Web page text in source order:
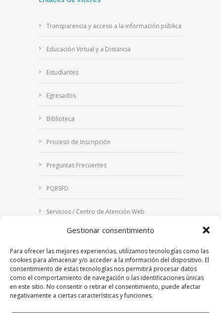
Gestionar consentimiento
Para ofrecer las mejores experiencias, utilizamos tecnologías como las
cookies para almacenar y/o acceder a la información del dispositivo. El
consentimiento de estas tecnologías nos permitirá procesar datos
como el comportamiento de navegación o las identificaciones únicas
en este sitio. No consentir o retirar el consentimiento, puede afectar
negativamente a ciertas características y funciones.
Transparencia y acceso a la información pública
Educación Virtual y a Distancia
Estudiantes
Egresados
Biblioteca
Proceso de Inscripción
Preguntas Frecuentes
PQRSFD
Servicios / Centro de Atención Web
Correo Institucional
Notificaciones judiciales